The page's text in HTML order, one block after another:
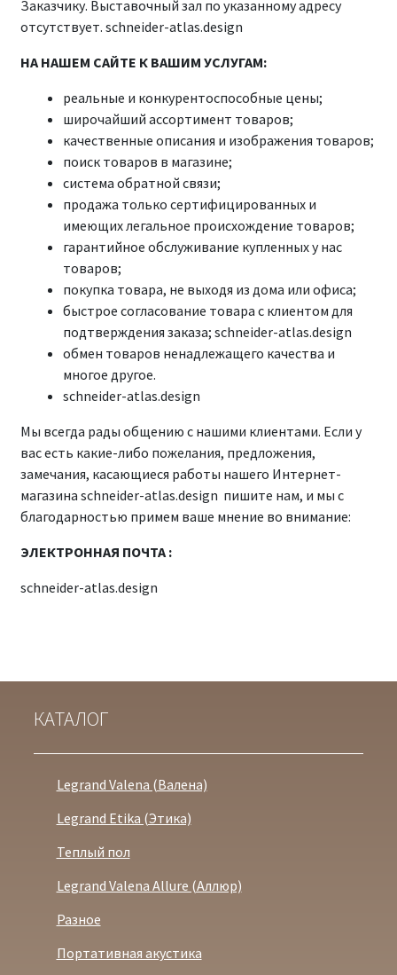
Заказчику. Выставочный зал по указанному адресу
отсутствует. schneider-atlas.design
НА НАШЕМ САЙТЕ К ВАШИМ УСЛУГАМ:
реальные и конкурентоспособные цены;
широчайший ассортимент товаров;
качественные описания и изображения товаров;
поиск товаров в магазине;
система обратной связи;
продажа только сертифицированных и
имеющих легальное происхождение товаров;
гарантийное обслуживание купленных у нас
товаров;
покупка товара, не выходя из дома или офиса;
быстрое согласование товара с клиентом для
подтверждения заказа; schneider-atlas.design
обмен товаров ненадлежащего качества и
многое другое.
schneider-atlas.design
Мы всегда рады общению с нашими клиентами. Если у
вас есть какие-либо пожелания, предложения,
замечания, касающиеся работы нашего Интернет-
магазина schneider-atlas.design пишите нам, и мы с
благодарностью примем ваше мнение во внимание:
ЭЛЕКТРОННАЯ ПОЧТА :
schneider-atlas.design
КАТАЛОГ
Legrand Valena (Валена)
Legrand Etika (Этика)
Теплый пол
Legrand Valena Allure (Аллюр)
Разное
Портативная акустика